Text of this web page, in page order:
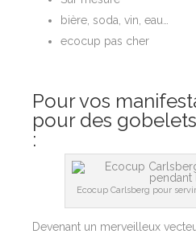
bière, soda, vin, eau…
ecocup pas cher
Pour vos
pour des
:
Ecocup Carlsberg pour
Devenant un merveilleux